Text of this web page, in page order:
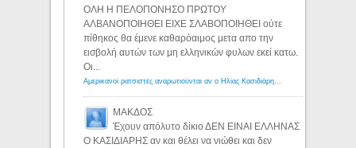
ΟΛΗ Η ΠΕΛΟΠΟΝΗΣΟ ΠΡΩΤΟΥ
ΑΛΒΑΝΟΠΟΙΗΘΕΙ ΕΙΧΕ ΣΛΑΒΟΠΟΙΗΘΕΙ ούτε
πίθηκος θα έμενε καθαρόαιμος μετα απο την
εισβολή αυτών των μη ελληνικών φυλων εκεί κατω.
Οι...
Αμερικανοί ρατσιστές αναρωτιούνται αν ο Ηλίας Κασιδιάρης ανήκει στη λευκή φυλή... - Λόγιος Ερμής
ΜΑΚΔΟΣ
Έχουν απόλυτο δίκιο ΔΕΝ ΕΙΝΑΙ ΕΛΛΗΝΑΣ
Ο ΚΑΣΙΔΙΑΡΗΣ αν και θέλει να νιώθει και δεν